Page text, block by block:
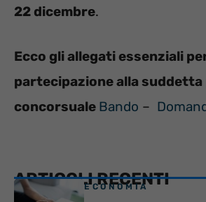
22 dicembre.
Ecco gli allegati essenziali
partecipazione alla
concorsuale Bando –
ARTICOLI RECENTI
ECONOMIA